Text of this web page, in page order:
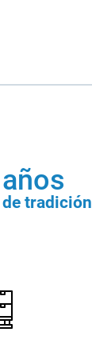
años
de tradición